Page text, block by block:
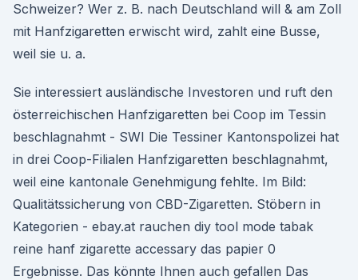
Schweizer? Wer z. B. nach Deutschland will & am Zoll
mit Hanfzigaretten erwischt wird, zahlt eine Busse,
weil sie u. a.
Sie interessiert ausländische Investoren und ruft den
österreichischen Hanfzigaretten bei Coop im Tessin
beschlagnahmt - SWI Die Tessiner Kantonspolizei hat
in drei Coop-Filialen Hanfzigaretten beschlagnahmt,
weil eine kantonale Genehmigung fehlte. Im Bild:
Qualitätssicherung von CBD-Zigaretten. Stöbern in
Kategorien - ebay.at rauchen diy tool mode tabak
reine hanf zigarette accessary das papier 0
Ergebnisse. Das könnte Ihnen auch gefallen Das